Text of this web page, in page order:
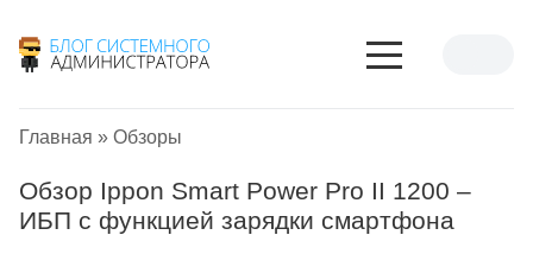
Главная » Обзоры
Обзор Ippon Smart Power Pro II 1200 –
ИБП с функцией зарядки смартфона